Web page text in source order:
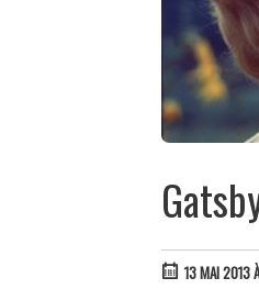
13 MAI 2013